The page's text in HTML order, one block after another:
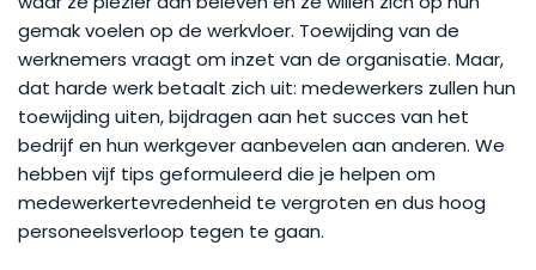
gemak voelen op de werkvloer. Toewijding van de
werknemers vraagt om inzet van de organisatie. Maar,
dat harde werk betaalt zich uit: medewerkers zullen hun
toewijding uiten, bijdragen aan het succes van het
bedrijf en hun werkgever aanbevelen aan anderen. We
hebben vijf tips geformuleerd die je helpen om
medewerkertevredenheid te vergroten en dus hoog
personeelsverloop tegen te gaan.